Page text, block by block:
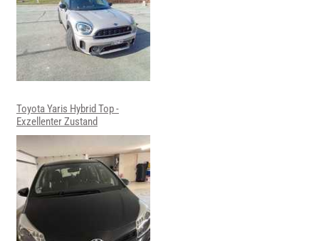
Toyota Yaris Hybrid Top -
Exzellenter Zustand